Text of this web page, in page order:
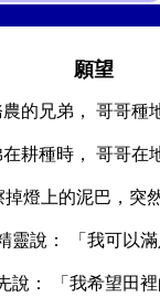
願望
的兄弟， 哥哥種
耕種時， 哥哥在
燈上的泥巴，突
靈說： 「我可以滿
說： 「我希望田